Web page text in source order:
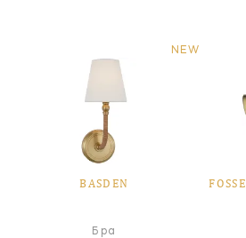
NEW
BASDEN
Бра